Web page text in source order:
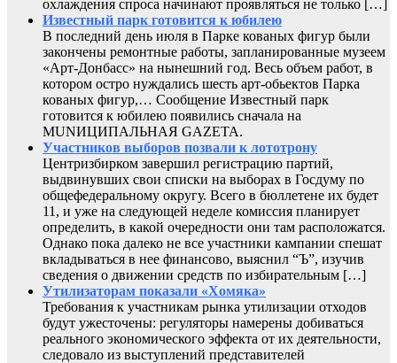
охлаждения спроса начинают проявляться не только […]
Известный парк готовится к юбилею
В последний день июля в Парке кованых фигур были
закончены ремонтные работы, запланированные музеем
«Арт-Донбасс» на нынешний год. Весь объем работ, в
котором остро нуждались шесть арт-обьектов Парка
кованых фигур,… Сообщение Известный парк
готовится к юбилею появились сначала на
MUNИЦИПАЛЬНАЯ GAZЕТА.
Участников выборов позвали к лототрону
Центризбирком завершил регистрацию партий,
выдвинувших свои списки на выборах в Госдуму по
общефедеральному округу. Всего в бюллетене их будет
11, и уже на следующей неделе комиссия планирует
определить, в какой очередности они там расположатся.
Однако пока далеко не все участники кампании спешат
вкладываться в нее финансово, выяснил “Ъ”, изучив
сведения о движении средств по избирательным […]
Утилизаторам показали «Хомяка»
Требования к участникам рынка утилизации отходов
будут ужесточены: регуляторы намерены добиваться
реального экономического эффекта от их деятельности,
следовало из выступлений представителей